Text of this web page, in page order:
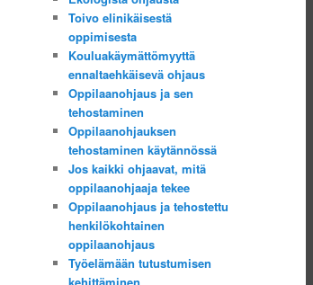
Toivo elinikäisestä
oppimisesta
Kouluakäymättömyyttä
ennaltaehkäisevä ohjaus
Oppilaanohjaus ja sen
tehostaminen
Oppilaanohjauksen
tehostaminen käytännössä
Jos kaikki ohjaavat, mitä
oppilaanohjaaja tekee
Oppilaanohjaus ja tehostettu
henkilökohtainen
oppilaanohjaus
Työelämään tutustumisen